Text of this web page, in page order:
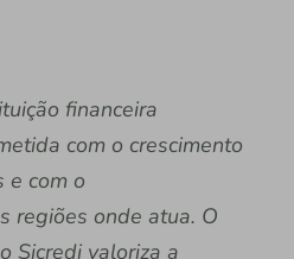
financeira
com o crescimento
e com o
regiões onde atua. O
Sicredi valoriza a